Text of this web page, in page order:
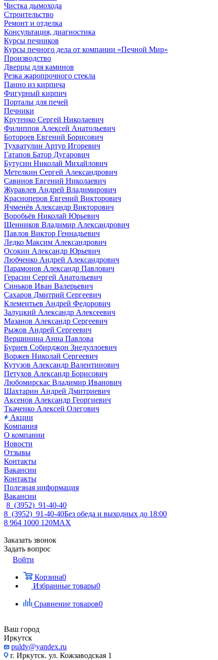
Чистка дымохода
Строительство
Ремонт и отделка
Консультация, диагностика
Курсы печников
Курсы печного дела от компании «Печной Мир»
Производство
Дверцы для каминов
Резка жаропрочного стекла
Панно из кирпича
Фигурный кирпич
Порталы для печей
Печники
Крутенко Сергей Николаевич
Филиппов Алексей Анатольевич
Ботороев Евгений Борисович
Тухватулин Артур Игоревич
Гатапов Батор Дугарович
Бутусин Николай Михайлович
Метелкин Сергей Александрович
Савинов Евгений Николаевич
Журавлев Андрей Владимирович
Красноперов Евгений Викторович
Ячменёв Александр Викторович
Воробьёв Николай Юрьевич
Щенников Владимир Александрович
Павлов Виктор Геннадьевич
Ледко Максим Александрович
Осокин Александр Юрьевич
Любченко Андрей Александрович
Парамонов Александр Павлович
Герасин Сергей Анатольевич
Синьков Иван Валерьевич
Сахаров Дмитрий Сергеевич
Клементьев Андрей Федорович
Залуцкий Александр Алексеевич
Мазанов Александр Сергеевич
Рыжов Андрей Сергеевич
Вершинина Анна Павлова
Буриев Собирджон Зиедуллоевич
Воржев Николай Сергеевич
Кутузов Александр Валентинович
Петухов Александр Борисович
Любомирскас Владимир Иванович
Шахтарин Андрей Дмитриевич
Аксенов Александр Георгиевич
Ткаченко Алексей Олегович
Акции
Компания
О компании
Новости
Отзывы
Контакты
Вакансии
Контакты
Полезная информация
Вакансии
8 (3952) 91-40-40
8 (3952) 91-40-40Без обеда и выходных до 18:00
8 964 1000 120MAX
Заказать звонок
Задать вопрос
Войти
Корзина0
Избранные товары0
Сравнение товаров0
Ваш город
Иркутск
puldv@yandex.ru
г. Иркутск. ул. Кожзаводская 1